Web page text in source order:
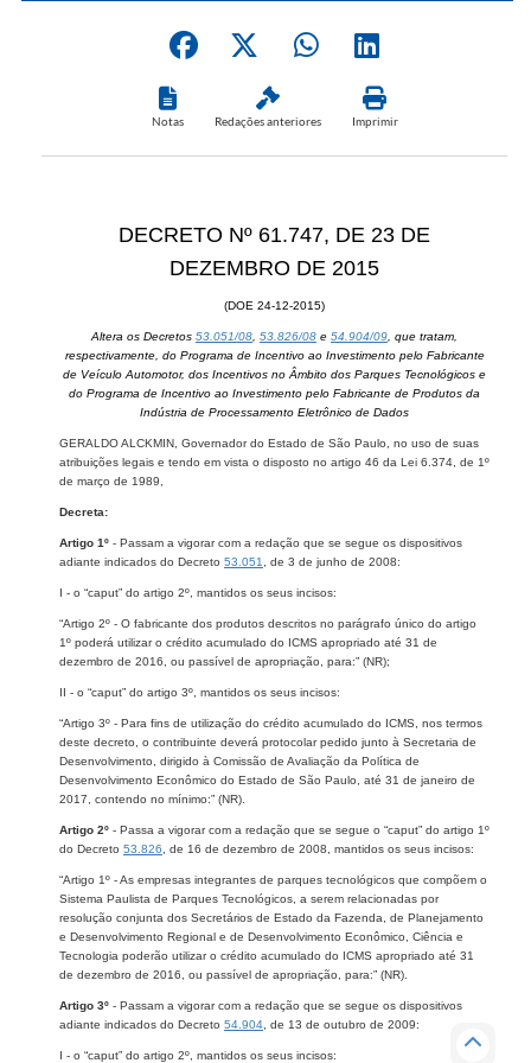
Notas Redações anteriores Imprimir
DECRETO Nº 61.747, DE 23 DE
DEZEMBRO DE 2015
(DOE 24-12-2015)
Altera os Decretos 53.051/08 53.826/08 e 54.904/09 , que tratam,
respectivamente, do Programa de Incentivo ao Investimento pelo Fabricante
de Veículo Automotor, dos Incentivos no Âmbito dos Parques Tecnológicos e
do Programa de Incentivo ao Investimento pelo Fabricante de Produtos da
Indústria de Processamento Eletrônico de Dados
GERALDO ALCKMIN, Governador do Estado de São Paulo, no uso de suas
atribuições legais e tendo em vista o disposto no artigo 46 da Lei 6.374, de 1º
de março de 1989,
Decreta:
Artigo 1º - Passam a vigorar com a redação que se segue os dispositivos
adiante indicados do Decreto 53.051 , de 3 de junho de 2008:
I - o “caput” do artigo 2º, mantidos os seus incisos:
“Artigo 2º - O fabricante dos produtos descritos no parágrafo único do artigo
1º poderá utilizar o crédito acumulado do ICMS apropriado até 31 de
dezembro de 2016, ou passível de apropriação, para:” (NR);
II - o “caput” do artigo 3º, mantidos os seus incisos:
“Artigo 3º - Para fins de utilização do crédito acumulado do ICMS, nos termos
deste decreto, o contribuinte deverá protocolar pedido junto à Secretaria de
Desenvolvimento, dirigido à Comissão de Avaliação da Política de
Desenvolvimento Econômico do Estado de São Paulo, até 31 de janeiro de
2017, contendo no mínimo:” (NR).
Artigo 2º - Passa a vigorar com a redação que se segue o “caput” do artigo 1º
do Decreto 53.826 , de 16 de dezembro de 2008, mantidos os seus incisos:
“Artigo 1º - As empresas integrantes de parques tecnológicos que compõem o
Sistema Paulista de Parques Tecnológicos, a serem relacionadas por
resolução conjunta dos Secretários de Estado da Fazenda, de Planejamento
e Desenvolvimento Regional e de Desenvolvimento Econômico, Ciência e
Tecnologia poderão utilizar o crédito acumulado do ICMS apropriado até 31
de dezembro de 2016, ou passível de apropriação, para:” (NR).
Artigo 3º - Passam a vigorar com a redação que se segue os dispositivos
adiante indicados do Decreto 54.904 , de 13 de outubro de 2009:
I - o “caput” do artigo 2º, mantidos os seus incisos: